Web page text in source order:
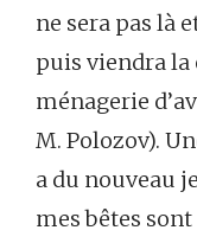
ne sera pas là
puis viendra
ménagerie
M. Polozov).
a du nouveau
mes bêtes